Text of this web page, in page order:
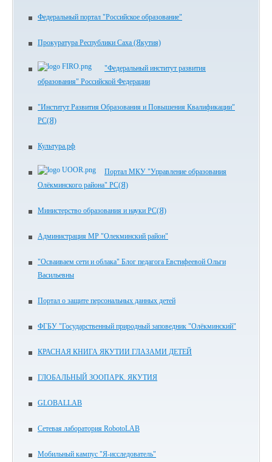
Федеральный портал "Российское образование"
Прокуратура Республики Саха (Якутия)
"Федеральный институт развития
образования" Российской Федерации
"Институт Развития Образования и Повышения Квалификации"
РС(Я)
Культура.рф
Портал МКУ "Управление образования
Олёкминского района" РС(Я)
Министерство образования и науки РС(Я)
Администрация МР "Олекминский район"
"Осваиваем сети и облака" Блог педагога Евстифеевой Ольги
Васильевны
Портал о защите персональных данных детей
ФГБУ "Государственный природный заповедник "Олёкминский"
КРАСНАЯ КНИГА ЯКУТИИ ГЛАЗАМИ ДЕТЕЙ
ГЛОБАЛЬНЫЙ ЗООПАРК. ЯКУТИЯ
GLOBALLAB
Сетевая лаборатория RobotoLAB
Мобильный кампус "Я-исследователь"